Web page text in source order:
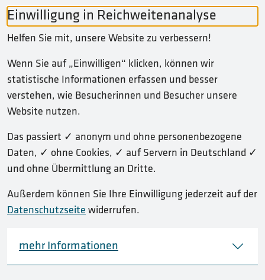
Einwilligung in Reichweitenanalyse
Helfen Sie mit, unsere Website zu verbessern!
Wenn Sie auf „Einwilligen“ klicken, können wir
statistische Informationen erfassen und besser
verstehen, wie Besucherinnen und Besucher unsere
Website nutzen.
Das passiert ✓ anonym und ohne personenbezogene
Daten, ✓ ohne Cookies, ✓ auf Servern in Deutschland ✓
und ohne Übermittlung an Dritte.
Außerdem können Sie Ihre Einwilligung jederzeit auf der
Datenschutzseite widerrufen.
mehr Informationen
SERVICE-NAVIGATION FUSSBEREICH
INHALT
KONTAKT
IMPRESSUM
BARRIEREFREIHEIT
DATENSCHUTZ
© 2026 Bundesanstalt für Materialforschung und -prüfung